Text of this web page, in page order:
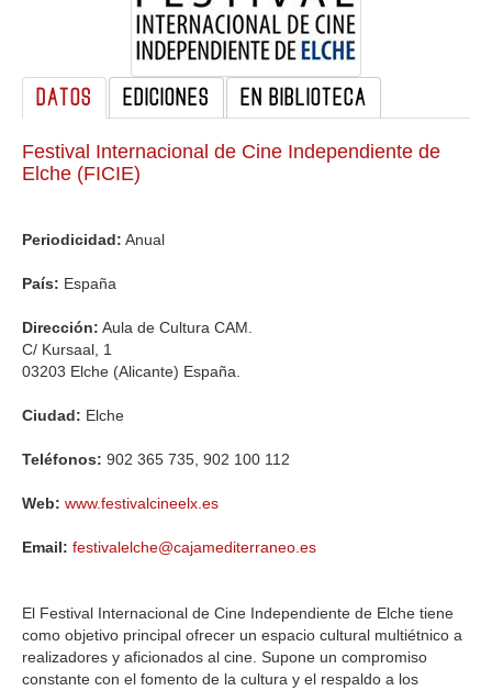
DATOS EDICIONES EN BIBLIOTECA
Festival Internacional de Cine Independiente de
Elche (FICIE)
Periodicidad: Anual
País: España
Dirección: Aula de Cultura CAM.
C/ Kursaal, 1
03203 Elche (Alicante) España.
Ciudad: Elche
Teléfonos: 902 365 735, 902 100 112
Web: www.festivalcineelx.es
Email: festivalelche@cajamediterraneo.es
El Festival Internacional de Cine Independiente de Elche tiene
como objetivo principal ofrecer un espacio cultural multiétnico a
realizadores y aficionados al cine. Supone un compromiso
constante con el fomento de la cultura y el respaldo a los